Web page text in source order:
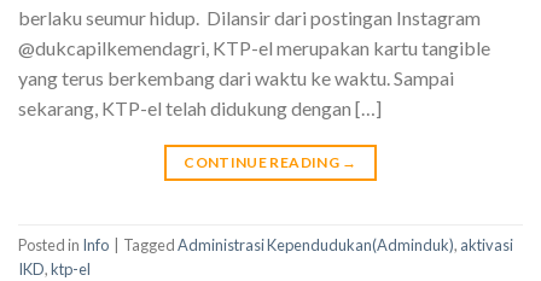
berlaku seumur hidup. Dilansir dari postingan Instagram
@dukcapilkemendagri, KTP-el merupakan kartu tangible
yang terus berkembang dari waktu ke waktu. Sampai
sekarang, KTP-el telah didukung dengan […]
CONTINUE READING →
Posted in Info TaggedAdministrasi Kependudukan(Adminduk), aktivasi
IKD,ktp-el